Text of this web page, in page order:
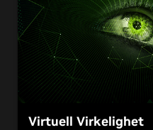
Virtuell Virkelighet